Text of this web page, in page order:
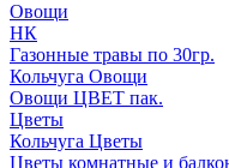
Овощи
НК
Газонные травы по 30гр.
Кольчуга Овощи
Овощи ЦВЕТ пак.
Цветы
Кольчуга Цветы
Цветы комнатные и